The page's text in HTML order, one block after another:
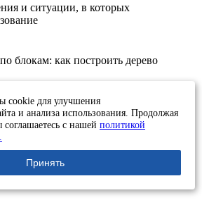
и ситуации, в которых
блокам: как построить дерево
управленческая отчетность,
задания, итоговая работа.
cookie для улучшения
и анализа использования. Продолжая
соглашаетесь с нашей политикой
Принять